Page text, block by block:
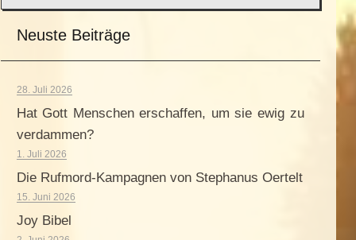
Neuste Beiträge
28. Juli 2026
Hat Gott Menschen erschaffen, um sie ewig zu
verdammen?
1. Juli 2026
Die Rufmord-Kampagnen von Stephanus Oertelt
15. Juni 2026
Joy Bibel